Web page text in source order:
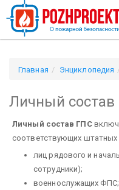
Главная Энциклопедия
Личный
Личный состав ГПС
соответствующих
лиц рядового и
сотрудники);
военнослужащих ФПС;